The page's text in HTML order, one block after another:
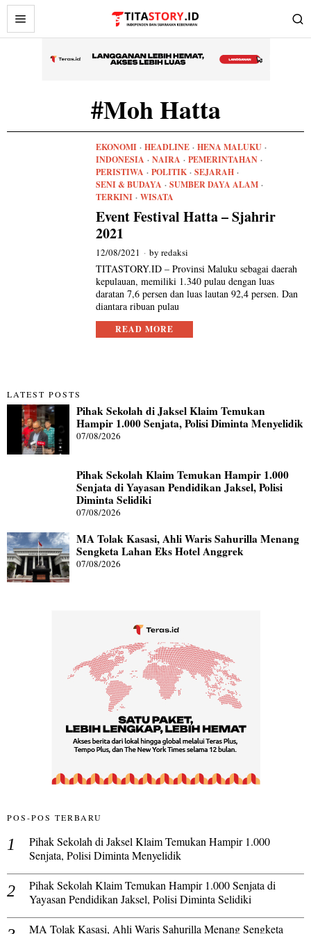
#Moh Hatta
EKONOMI · HEADLINE · HENA MALUKU ·
INDONESIA · NAIRA · PEMERINTAHAN ·
PERISTIWA · POLITIK · SEJARAH ·
SENI & BUDAYA · SUMBER DAYA ALAM ·
TERKINI · WISATA
Event Festival Hatta – Sjahrir
2021
12/08/2021 byredaksi
TITASTORY.ID – Provinsi Maluku sebagai daerah
kepulauan, memiliki 1.340 pulau dengan luas
daratan 7,6 persen dan luas lautan 92,4 persen. Dan
diantara ribuan pulau
READ MORE
LATEST POSTS
Pihak Sekolah di Jaksel Klaim Temukan
Hampir 1.000 Senjata, Polisi Diminta Menyelidik
07/08/2026
Pihak Sekolah Klaim Temukan Hampir 1.000
Senjata di Yayasan Pendidikan Jaksel, Polisi
Diminta Selidiki
07/08/2026
MA Tolak Kasasi, Ahli Waris Sahurilla Menang
Sengketa Lahan Eks Hotel Anggrek
07/08/2026
POS-POS TERBARU
Pihak Sekolah di Jaksel Klaim Temukan Hampir 1.000
Senjata, Polisi Diminta Menyelidik
Pihak Sekolah Klaim Temukan Hampir 1.000 Senjata di
Yayasan Pendidikan Jaksel, Polisi Diminta Selidiki
MA Tolak Kasasi, Ahli Waris Sahurilla Menang Sengketa